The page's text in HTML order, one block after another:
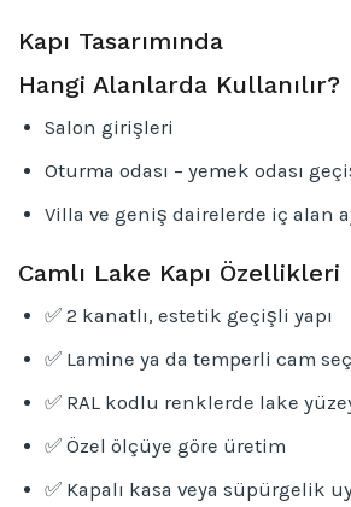
Kapı Tasarımında
Hangi Alanlarda Kullanılır?
Salon girişleri
Oturma odası – yemek odası
Villa ve geniş dairelerde iç alan
Camlı Lake Kapı Özellikleri
✅ 2 kanatlı, estetik geçişli yapı
✅ Lamine ya da temperli cam
✅ RAL kodlu renklerde lake
✅ Özel ölçüye göre üretim
✅ Kapalı kasa veya süpürgelik